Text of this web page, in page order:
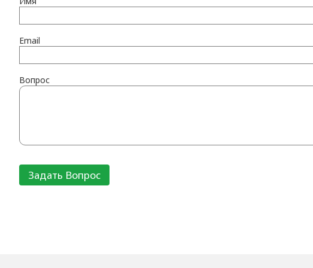
Email
Вопрос